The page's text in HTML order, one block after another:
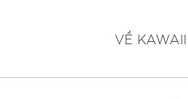
VỀ KAWAII